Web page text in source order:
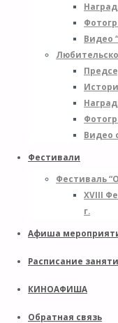
Видео
Видео
Фестивали
Фестиваль
XVIII
г.
Афиша
Расписание
КИНОАФИША
Обратная связь